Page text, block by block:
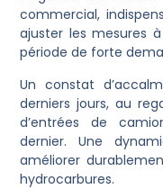
commercial,
ajuster les mesures
période de forte
Un constat
derniers jours, au
d’entrées de
dernier. Une
améliorer
hydrocarbures.